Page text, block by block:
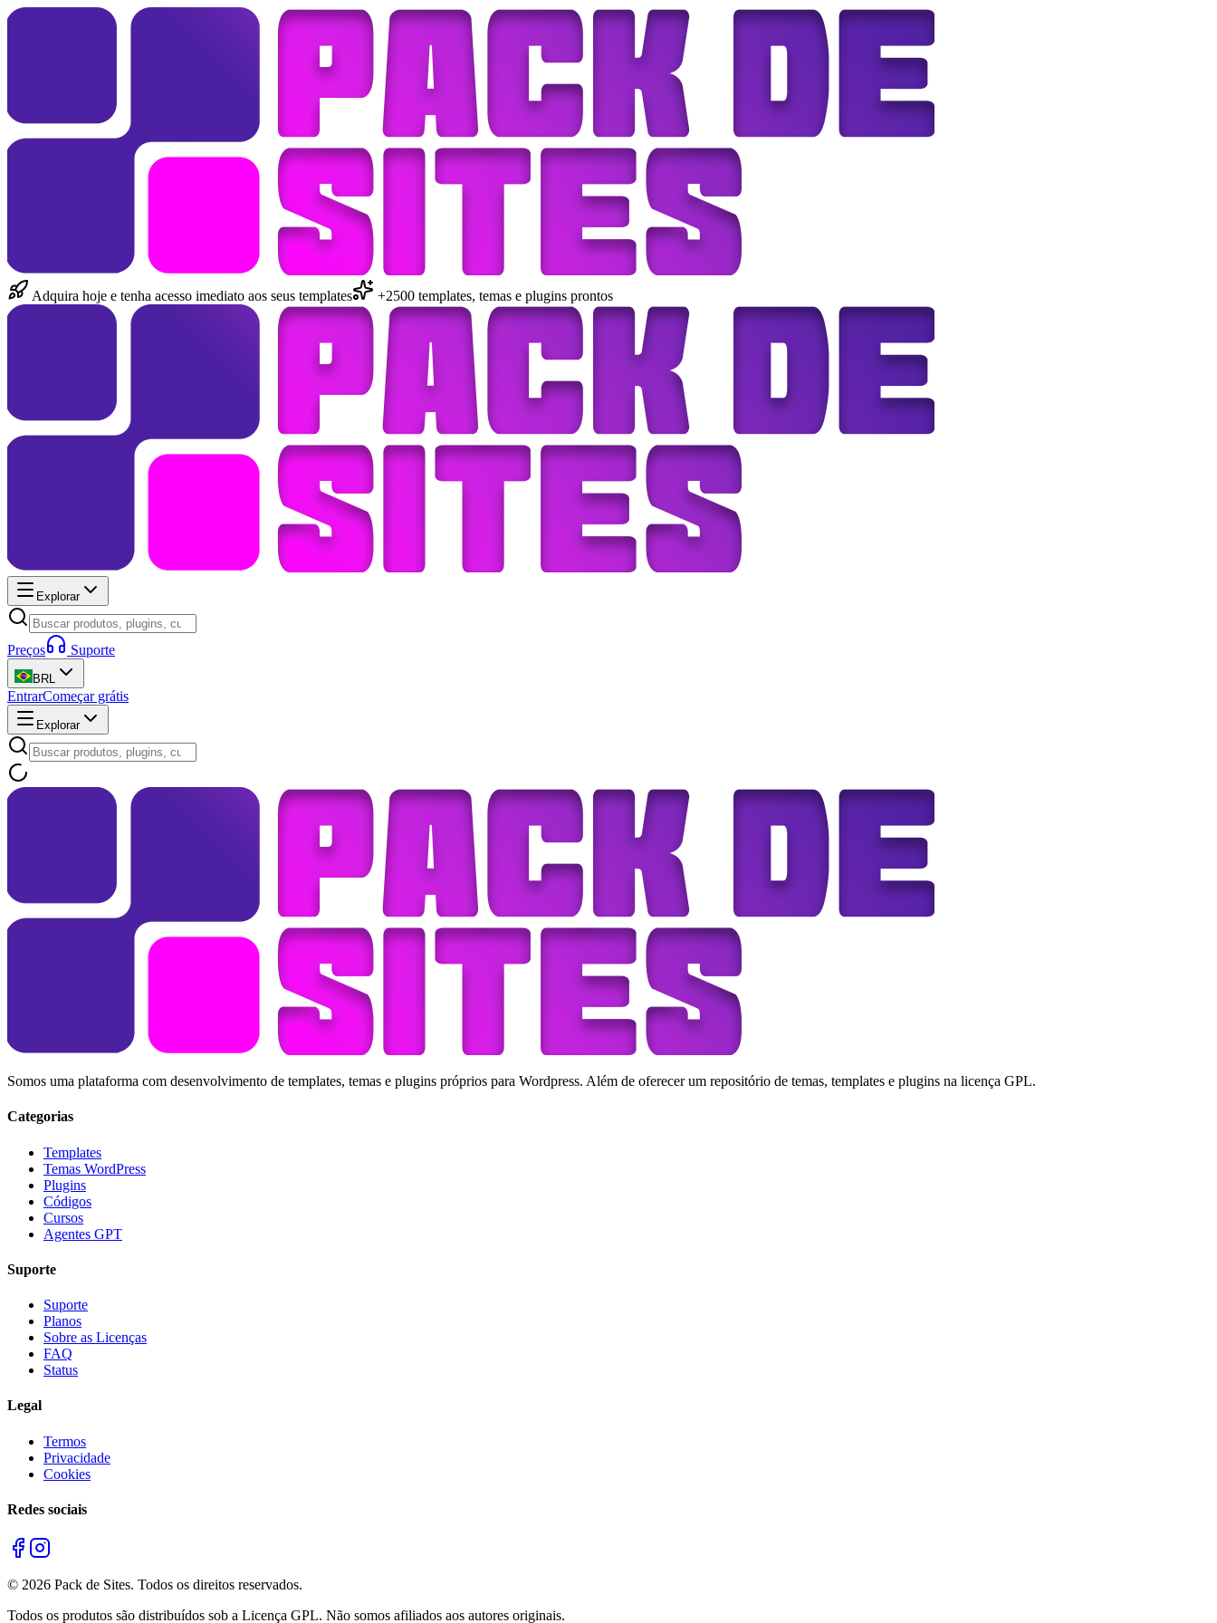
Adquira hoje e tenha acesso imediato aos seus templates +2500 templates, temas e plugins prontos
Explorar
Preços Suporte
BRL
EntrarComeçar grátis
Explorar
Somos uma plataforma com desenvolvimento de templates, temas e plugins próprios para Wordpress. Além de oferecer um repositório de temas, templates e plugins na licença GPL.
Categorias
Templates
Temas WordPress
Plugins
Códigos
Cursos
Agentes GPT
Suporte
Suporte
Planos
Sobre as Licenças
FAQ
Status
Legal
Termos
Privacidade
Cookies
Redes sociais
© 2026 Pack de Sites. Todos os direitos reservados.
Todos os produtos são distribuídos sob a Licença GPL. Não somos afiliados aos autores originais.